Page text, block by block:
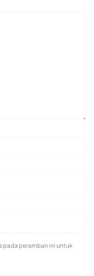
pada peramban ini untuk